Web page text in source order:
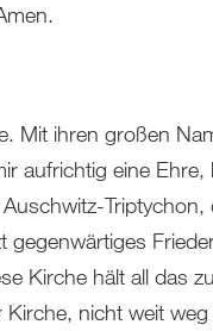
Mit ihren großen
aufrichtig eine Ehre,
Triptychon,
gegenwärtiges
Kirche hält all das
Kirche, nicht weit